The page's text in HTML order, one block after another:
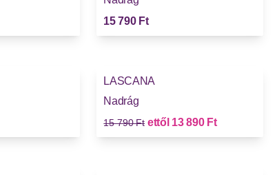
15 790 Ft
LASCANA
Nadrág
Régi ár
15 790 Ft ettőlÚj ár
13 890 Ft